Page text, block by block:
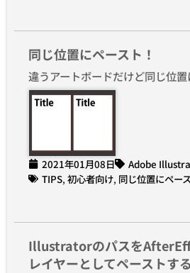
同じ位置にペースト！
違うアートボードだけど同じ位置
2021年01月08日
Adobe
TIPS, 初心者向け, 同じ位置にペー
Illustratorのパスを
レイヤーとしてペーストす